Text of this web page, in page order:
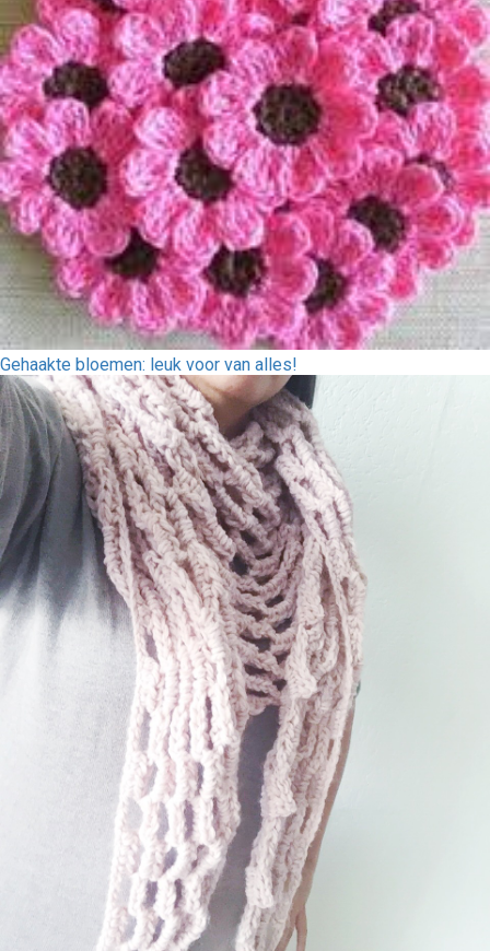
Gehaakte bloemen: leuk voor van alles!